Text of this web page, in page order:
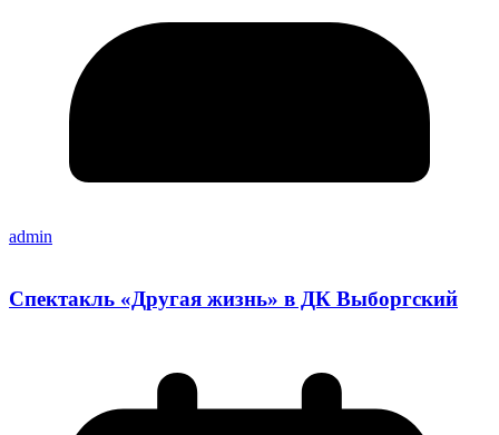
admin
Спектакль «Другая жизнь» в ДК Выборгский